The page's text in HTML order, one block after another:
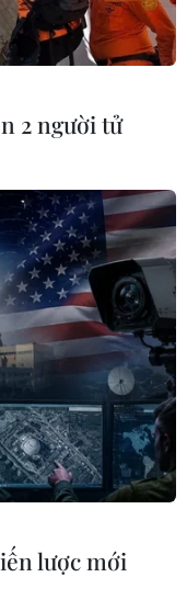
2 người tử
lược mới